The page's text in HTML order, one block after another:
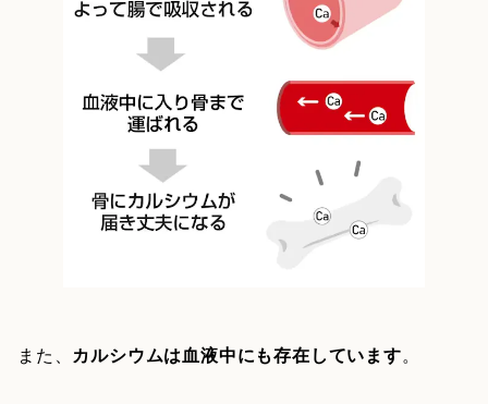
また、 カルシウムは血液中にも存在しています。